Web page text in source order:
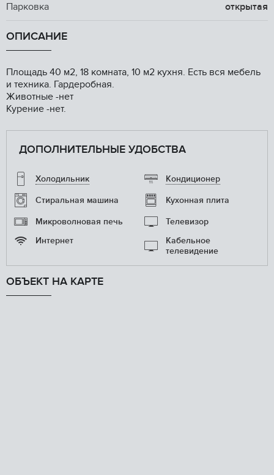
Парковка открытая
ОПИСАНИЕ
Площадь 40 м2, 18 комната, 10 м2 кухня. Есть вся мебель
и техника. Гардеробная.
Животные -нет
Курение -нет.
ДОПОЛНИТЕЛЬНЫЕ УДОБСТВА
Холодильник Кондиционер
Стиральная машина Кухонная плита
Микроволновая печь
Телевизор
Интернет
Кабельное
телевидение
ОБЪЕКТ НА КАРТЕ